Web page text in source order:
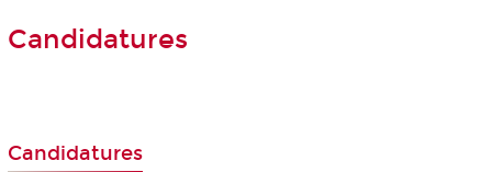
Candidatures
Candidatures